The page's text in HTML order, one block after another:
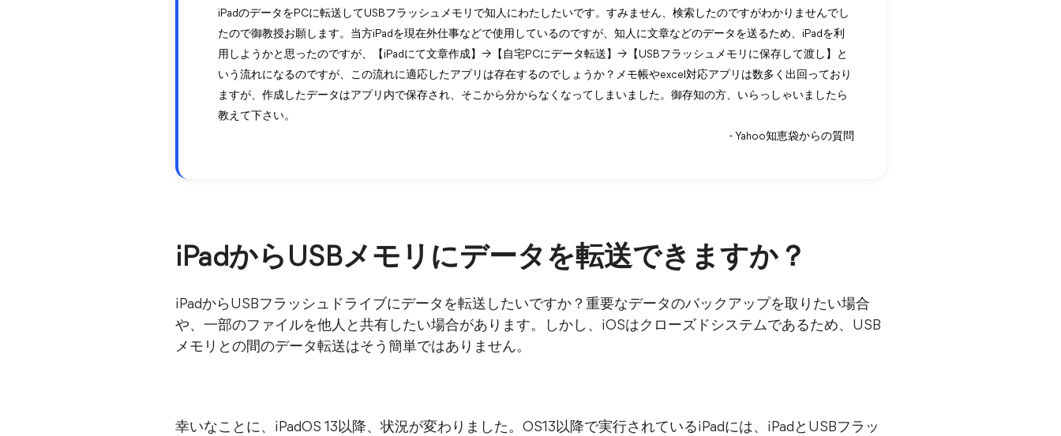
iPadのデータをPCに転送してUSBフラッシュメモリで知人にわたしたいです。すみません、検索したのですがわかりませんでし
たので御教授お願します。当方iPadを現在外仕事などで使用しているのですが、知人に文章などのデータを送るため、iPadを利
用しようかと思ったのですが、【iPadにて文章作成】→【自宅PCにデータ転送】→【USBフラッシュメモリに保存して渡し】と
いう流れになるのですが、この流れに適応したアプリは存在するのでしょうか？メモ帳やexcel対応アプリは数多く出回っており
ますが、作成したデータはアプリ内で保存され、そこから分からなくなってしまいました。御存知の方、いらっしゃいましたら
教えて下さい。
- Yahoo知恵袋からの質問
iPadからUSBメモリにデータを転送できますか？
iPadからUSBフラッシュドライブにデータを転送したいですか？重要なデータのバックアップを取りたい場合
や、一部のファイルを他人と共有したい場合があります。しかし、iOSはクローズドシステムであるため、USB
メモリとの間のデータ転送はそう簡単ではありません。
幸いなことに、iPadOS 13以降、状況が変わりました。OS13以降で実行されているiPadには、iPadとUSBフラッ